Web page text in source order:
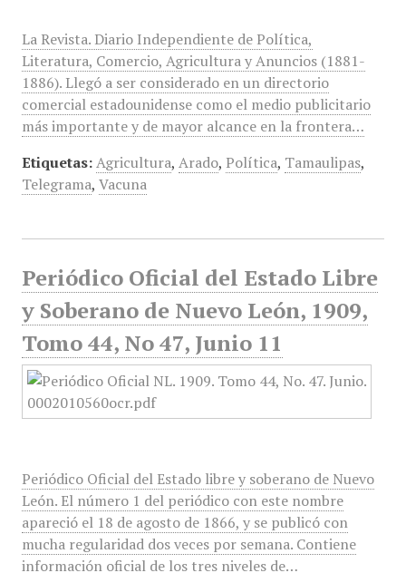
La Revista. Diario Independiente de Política,
Literatura, Comercio, Agricultura y Anuncios (1881-
1886). Llegó a ser considerado en un directorio
comercial estadounidense como el medio publicitario
más importante y de mayor alcance en la frontera…
Etiquetas: Agricultura, Arado, Política, Tamaulipas,
Telegrama, Vacuna
Periódico Oficial del Estado Libre
y Soberano de Nuevo León, 1909,
Tomo 44, No 47, Junio 11
Periódico Oficial del Estado libre y soberano de Nuevo
León. El número 1 del periódico con este nombre
apareció el 18 de agosto de 1866, y se publicó con
mucha regularidad dos veces por semana. Contiene
información oficial de los tres niveles de…